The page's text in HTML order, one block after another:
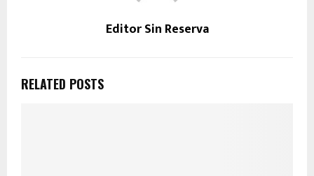
Editor Sin Reserva
RELATED POSTS